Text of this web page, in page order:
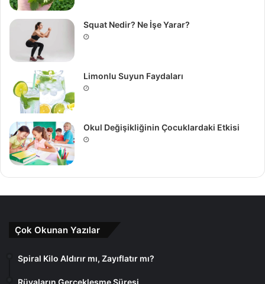
Squat Nedir? Ne İşe Yarar?
Limonlu Suyun Faydaları
Okul Değişikliğinin Çocuklardaki Etkisi
Çok Okunan Yazılar
Spiral Kilo Aldırır mı, Zayıflatır mı?
Rüyaların Gerçekleşme Süresi